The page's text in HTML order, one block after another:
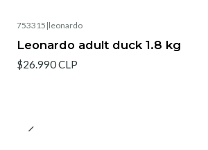
753315 |leonardo
Leonardo adult duck 1.8 kg
$26.990 CLP